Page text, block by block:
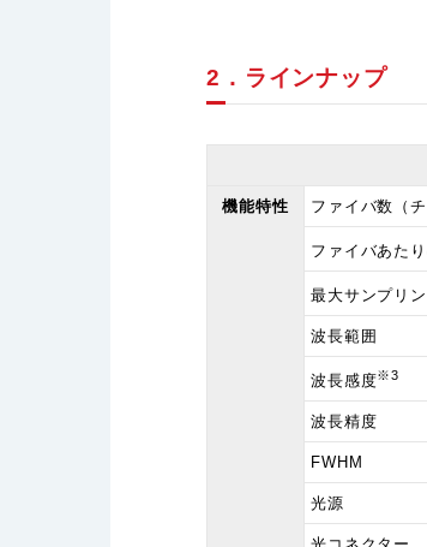
2．ラインナップ
機能特性 ファイバ数（
ファイバあた
最大サンプリ
波長範囲
波長感度※3
波長精度
FWHM
光源